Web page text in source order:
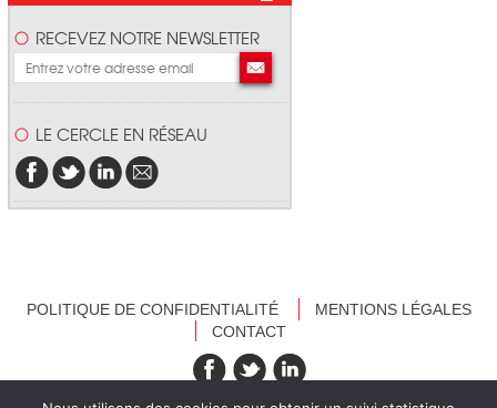
RECEVEZ NOTRE NEWSLETTER
LE CERCLE EN RÉSEAU
POLITIQUE DE CONFIDENTIALITÉ
MENTIONS LÉGALES
CONTACT